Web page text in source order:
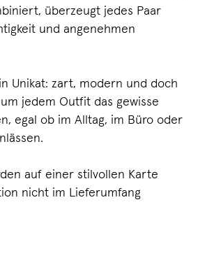
überzeugt jedes Paar
und angenehmen
Unikat: zart, modern und doch
jedem Outfit das gewisse
egal ob im Alltag, im Büro oder
auf einer stilvollen Karte
nicht im Lieferumfang